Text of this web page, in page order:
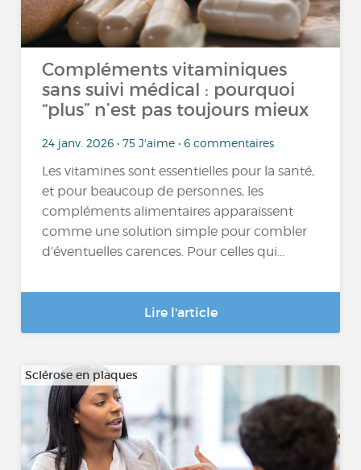
Compléments vitaminiques
sans suivi médical : pourquoi
“plus” n’est pas toujours mieux
24 janv. 2026 • 75 J'aime • 6 commentaires
Les vitamines sont essentielles pour la santé,
et pour beaucoup de personnes, les
compléments alimentaires apparaissent
comme une solution simple pour combler
d’éventuelles carences. Pour celles qui...
Lire l'article
Sclérose en plaques